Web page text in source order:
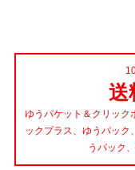
送
ゆうパケット＆クリック
ックプラス、ゆうパッ
うパック